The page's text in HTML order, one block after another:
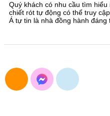
Quý khách có nhu cầu tìm
chiết rót tự động có thể truy
Á tự tin là nhà đồng hành đáng
Đường Nguyễn Trãi, Khương
E-mail: maymocsb@gmail.com
Điện thoại: 024.3568.3054
Hotline&Zalo: 0904.693.834